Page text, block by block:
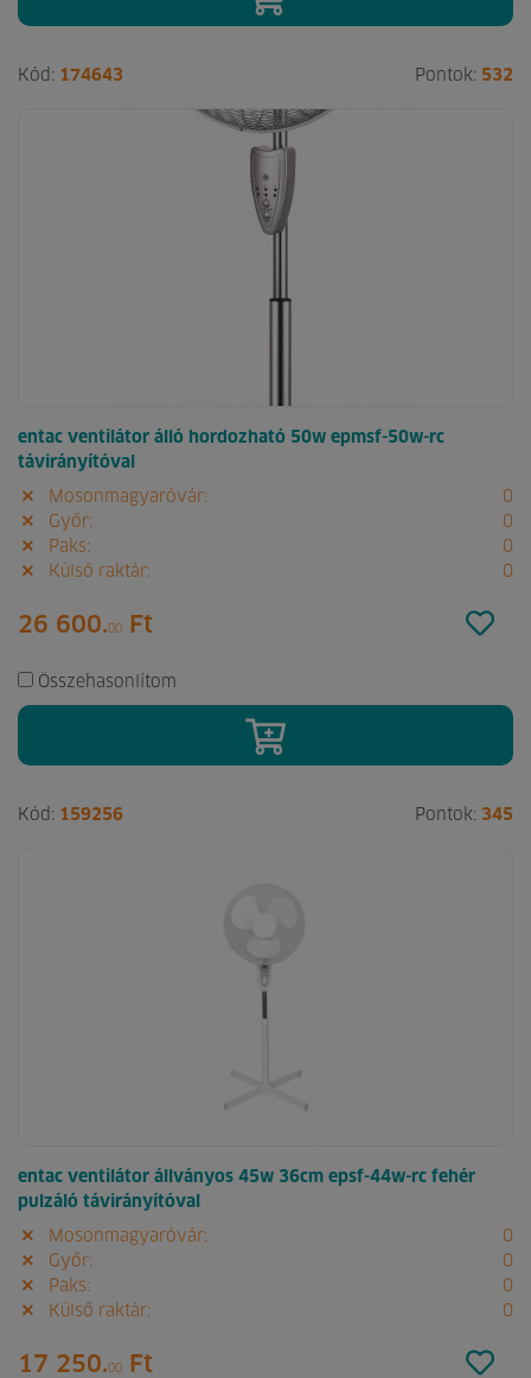
Kód: 174643 Pontok: 532
entac ventilátor álló hordozható 50w epmsf-50w-rc
távirányítóval
Mosonmagyaróvár:
0
Győr:
0
Paks:
0
Külső raktár:
0
26 600.00 Ft
Összehasonlítom
Kód: 159256 Pontok: 345
entac ventilátor állványos 45w 36cm epsf-44w-rc fehér
pulzáló távirányítóval
Mosonmagyaróvár:
0
Győr:
0
Paks:
0
Külső raktár:
0
17 250.00 Ft